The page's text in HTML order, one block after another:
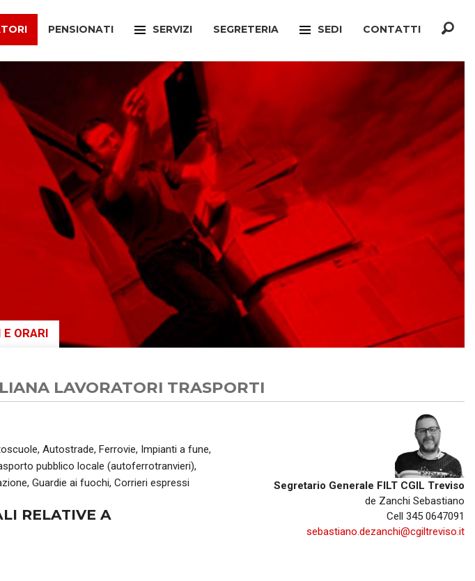
PENSIONATI SERVIZI
CAAF
PATRONATO INCA
SPORTELLO MIGRANTI
UFFICIO VERTENZE
ARTIGIANATO
SPORTELLO DIMISSIONI
SPORTELLO SOCIALE
SUNIA
FEDERCONSUMATORI
AUSER
SEGRETERIA SEDI
TREVISO
MOGLIANO VENETO
RONCADE
VILLORBA
CASTELFRANCO VENETO
ONÈ DI FONTE
BREDA DI PIAVE
CROCETTA DEL MONTELLO
MOTTA DI LIVENZA
PONTE DI PIAVE
CONTATTI
E ORARI
LAVORATORI TRASPORTI
Autostrade, Ferrovie, Impianti a fune,
pubblico locale (autoferrotranvieri),
Guardie ai fuochi, Corrieri espressi
RELATIVE A
Segretario Generale FILT CGIL Treviso
de Zanchi Sebastiano
Cell 345 0647091
sebastiano.dezanchi@cgiltreviso.it